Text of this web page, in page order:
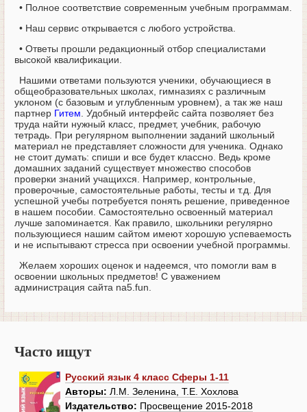
• Полное соответствие современным учебным программам.
• Наш сервис открывается с любого устройства.
• Ответы прошли редакционный отбор специалистами
высокой квалификации.
Нашими ответами пользуются ученики, обучающиеся в
общеобразовательных школах, гимназиях с различным
уклоном (с базовым и углубленным уровнем), а так же наш
партнер Гитем . Удобный интерфейс сайта позволяет без
труда найти нужный класс, предмет, учебник, рабочую
тетрадь. При регулярном выполнении заданий школьный
материал не представляет сложности для ученика. Однако
не стоит думать: спиши и все будет классно. Ведь кроме
домашних заданий существует множество способов
проверки знаний учащихся. Например, контрольные,
проверочные, самостоятельные работы, тесты и т.д. Для
успешной учебы потребуется понять решение, приведенное
в нашем пособии. Самостоятельно освоенный материал
лучше запоминается. Как правило, школьники регулярно
пользующиеся нашим сайтом имеют хорошую успеваемость
и не испытывают стресса при освоении учебной программы.
Желаем хороших оценок и надеемся, что помогли вам в
освоении школьных предметов! С уважением
администрация сайта na5.fun.
Часто ищут
Русский язык 4 класс Сферы 1-11
Авторы: Л.М. Зеленина, Т.Е. Хохлова
Издательство: Просвещение 2015-2018